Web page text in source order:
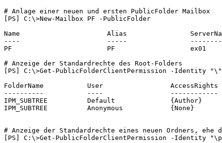
# Anlage einer neuen und ersten PublicFolder Mailbox
[PS] C:\>New-Mailbox PF -PublicFolder
Name                      Alias
----                      -----
PF                        PF                   ex01
# Anzeige der Standardrechte des Root-Folders
[PS] C:\>Get-PublicFolderClientPermission -Identity "\"
FolderName           User                 AccessRights
----------           ----                 ------------
IPM_SUBTREE          Default              {Author}
IPM_SUBTREE          Anonymous            {None}
# Anzeige der Standardrechte eines neuen Ordners, ehe
[PS] C:\>Get-PublicFolderClientPermission -Identity